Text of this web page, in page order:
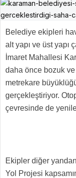
Belediye ekipleri
alt yapı ve üst yapı
İmaret Mahallesi
daha önce bozuk ve
metrekare
gerçekleştiriyor.
çevresinde de
Ekipler diğer
Yol Projesi